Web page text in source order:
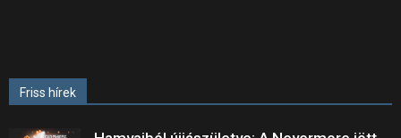
Friss hírek